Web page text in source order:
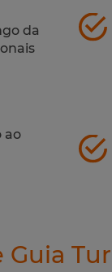
da
ao
Guia